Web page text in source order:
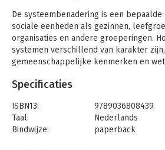
De systeembenadering is een
sociale eenheden als gezinnen,
organisaties en andere groeperingen.
systemen verschillend van karakter
gemeenschappelijke kenmerken en
Dit boek legt verbindingen tussen de
van de systeembenadering. In het
lezer geïnformeerd over het begrip
kenmerken van systemen en over de
Specificaties
ISBN13:
9789036808439
Taal:
Nederlands
Bindwijze:
paperback